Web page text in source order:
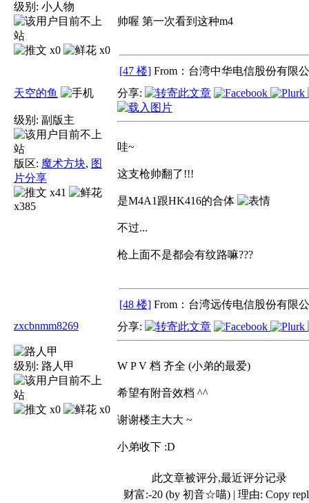
级别: 小人物
x0 x0
帅喔 第一次看到这种m4
[47 楼] From：台湾中华电信股份有限
天空的鱼
级别: 副版主
版区: 魔术方块, 图
片分享
x41
x385
分享:
哇~
这支枪帅翻了!!!
是M4A1跟HK416的合体
不过...
枪上面不是都会有纹路嘛???
[48 楼] From：台湾远传电信股份有限
zxcbnmm8269
级别: 路人甲
x0 x0
分享:
W P V 档 齐全 (小弟的最爱)
希望有附音效档 ^^
谢谢楼主大大 ~
小弟收下 :D
此文章被评分,最近评分记录
财富:-20 (by 初音☆喵) | 理由: Copy